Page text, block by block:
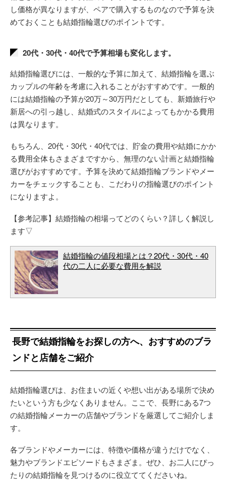
し価格が異なりますが、ペアで購入するものなので予算を決
めておくことも結婚指輪選びのポイントです。
20代・30代・40代で予算相場も変化します。
結婚指輪選びには、一般的な予算に加えて、結婚指輪を選ぶ
カップルの年齢を考慮に入れることがおすすめです。一般的
には結婚指輪の予算が20万～30万円だとしても、新婚旅行や
新居への引っ越し、結婚式のスタイルによってもかかる費用
は異なります。
もちろん、20代・30代・40代では、貯金の費用や結婚にかか
る費用全体もさまざまですから、無理のない計画と結婚指輪
選びがおすすめです。予算を決めて結婚指輪ブランドやメー
カーをチェックすることも、こだわりの指輪選びのポイント
になりますよ。
【参考記事】結婚指輪の相場ってどのくらい？詳しく解説し
ます▽
結婚指輪の値段相場とは？20代・30代・40
代の二人に必要な費用を解説
長野で結婚指輪をお探しの方へ、おすすめのブラ
ンドと店舗をご紹介
結婚指輪選びは、お住まいの近くや想い出がある場所で決め
たいという方も少なくありません。ここで、長野にある7つ
の結婚指輪メーカーの店舗やブランドを厳選してご紹介しま
す。
各ブランドやメーカーには、特徴や価格が違うだけでなく、
魅力やブランドエピソードもさまざま。ぜひ、お二人にぴっ
たりの結婚指輪を見つけるのに役立ててくださいね。